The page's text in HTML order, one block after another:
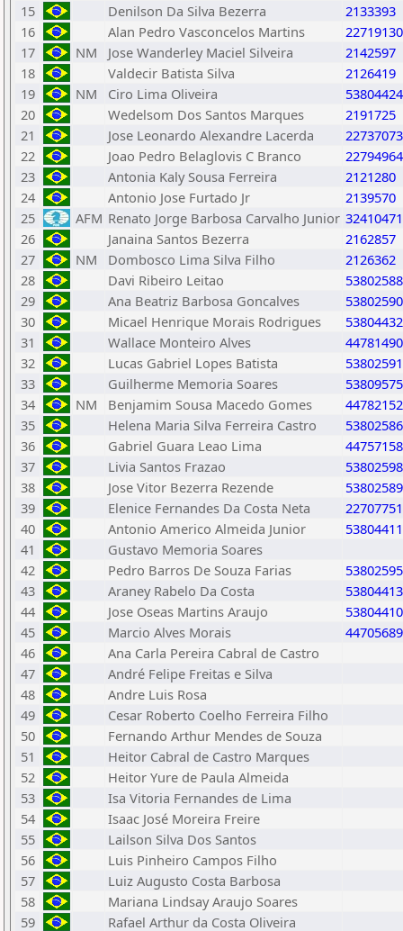
15
Denilson Da Silva Bezerra
2133393
16
Alan Pedro Vasconcelos Martins
22719130
17
NM Jose Wanderley Maciel Silveira
2142597
18
Valdecir Batista Silva
2126419
19
NM Ciro Lima Oliveira
20
Wedelsom Dos Santos Marques
2191725
21
Jose Leonardo Alexandre Lacerda
22737073
22
Joao Pedro Belaglovis C Branco
22794964
23
Antonia Kaly Sousa Ferreira
2121280
24
Antonio Jose Furtado Jr
2139570
25
AFM Renato Jorge Barbosa Carvalho Junior
26
Janaina Santos Bezerra
2162857
27
NM Dombosco Lima Silva Filho
2126362
28
Davi Ribeiro Leitao
29
Ana Beatriz Barbosa Goncalves
30
Micael Henrique Morais Rodrigues
31
Wallace Monteiro Alves
44781490
32
Lucas Gabriel Lopes Batista
33
Guilherme Memoria Soares
34
NM Benjamim Sousa Macedo Gomes
44782152
35
Helena Maria Silva Ferreira Castro
36
Gabriel Guara Leao Lima
44757158
37
Livia Santos Frazao
38
Jose Vitor Bezerra Rezende
39
Elenice Fernandes Da Costa Neta
22707751
40
Antonio Americo Almeida Junior
41
Gustavo Memoria Soares
42
Pedro Barros De Souza Farias
43
Araney Rabelo Da Costa
44
Jose Oseas Martins Araujo
45
Marcio Alves Morais
44705689
46
Ana Carla Pereira Cabral de Castro
47
André Felipe Freitas e Silva
48
Andre Luis Rosa
49
Cesar Roberto Coelho Ferreira Filho
50
Fernando Arthur Mendes de Souza
51
Heitor Cabral de Castro Marques
52
Heitor Yure de Paula Almeida
53
Isa Vitoria Fernandes de Lima
54
Isaac José Moreira Freire
55
Lailson Silva Dos Santos
56
Luis Pinheiro Campos Filho
57
Luiz Augusto Costa Barbosa
58
Mariana Lindsay Araujo Soares
59
Rafael Arthur da Costa Oliveira